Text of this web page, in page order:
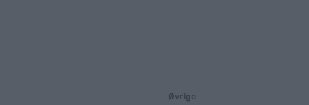
Øvrige